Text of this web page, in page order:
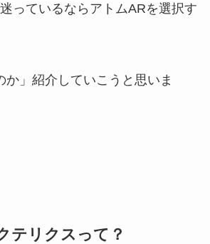
っているならアトムARを選択す
か」紹介していこうと思いま
テリクスって？